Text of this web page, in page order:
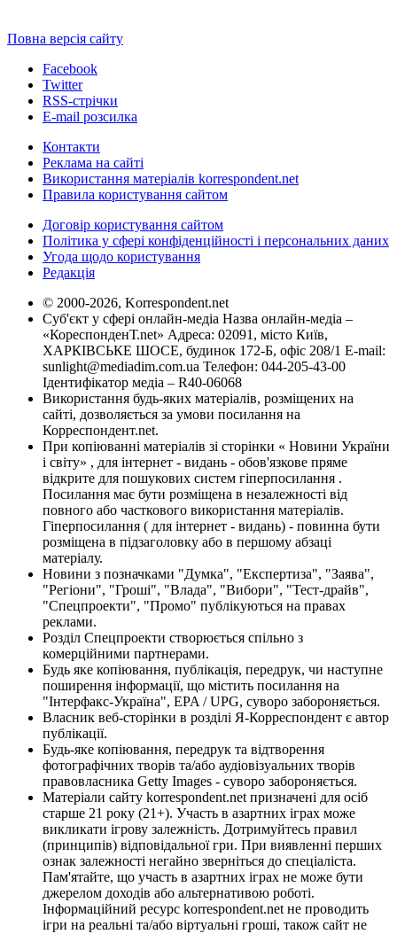
Повна версія сайту
Facebook
Twitter
RSS-стрічки
E-mail розсилка
Контакти
Реклама на сайті
Використання матеріалів korrespondent.net
Правила користування сайтом
Договір користування сайтом
Політика у сфері конфіденційності і персональних даних
Угода щодо користування
Редакція
© 2000-2026, Korrespondent.net
Суб'єкт у сфері онлайн-медіа Назва онлайн-медіа –
«КореспонденТ.net» Адреса: 02091, місто Київ,
ХАРКІВСЬКЕ ШОСЕ, будинок 172-Б, офіс 208/1 E-mail:
sunlight@mediadim.com.ua Телефон: 044-205-43-00
Ідентифікатор медіа – R40-06068
Використання будь-яких матеріалів, розміщених на
сайті, дозволяється за умови посилання на
Корреспондент.net.
При копіюванні матеріалів зі сторінки « Новини України
і світу» , для інтернет - видань - обов'язкове пряме
відкрите для пошукових систем гіперпосилання .
Посилання має бути розміщена в незалежності від
повного або часткового використання матеріалів.
Гіперпосилання ( для інтернет - видань) - повинна бути
розміщена в підзаголовку або в першому абзаці
матеріалу.
Новини з позначками "Думка", "Експертиза", "Заява",
"Регіони", "Гроші", "Влада", "Вибори", "Тест-драйв",
"Спецпроекти", "Промо" публікуються на правах
реклами.
Розділ Спецпроекти створюється спільно з
комерційними партнерами.
Будь яке копіювання, публікація, передрук, чи наступне
поширення інформації, що містить посилання на
"Інтерфакс-Україна", EPA / UPG, суворо забороняється.
Власник веб-сторінки в розділі Я-Корреспондент є автор
публікації.
Будь-яке копіювання, передрук та відтворення
фотографічних творів та/або аудіовізуальних творів
правовласника Getty Images - суворо забороняється.
Матеріали сайту korrespondent.net призначені для осіб
старше 21 року (21+). Участь в азартних іграх може
викликати ігрову залежність. Дотримуйтесь правил
(принципів) відповідальної гри. При виявленні перших
ознак залежності негайно зверніться до спеціаліста.
Пам'ятайте, що участь в азартних іграх не може бути
джерелом доходів або альтернативою роботі.
Інформаційний ресурс korrespondent.net не проводить
ігри на реальні та/або віртуальні гроші, також сайт не